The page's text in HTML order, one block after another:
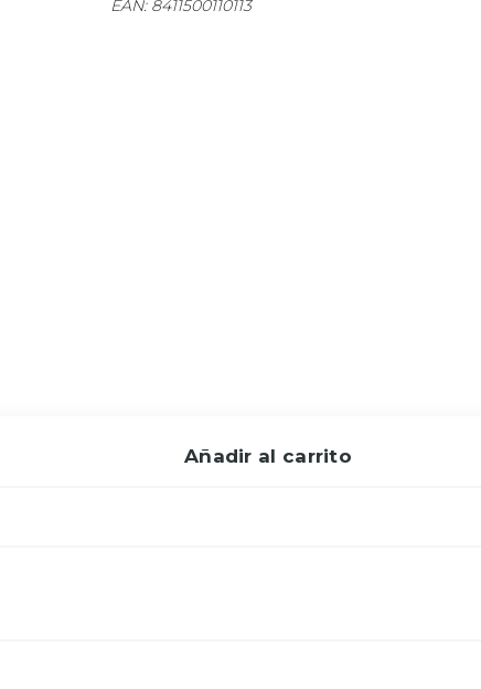
EAN: 8411500110113
Añadir al carrito